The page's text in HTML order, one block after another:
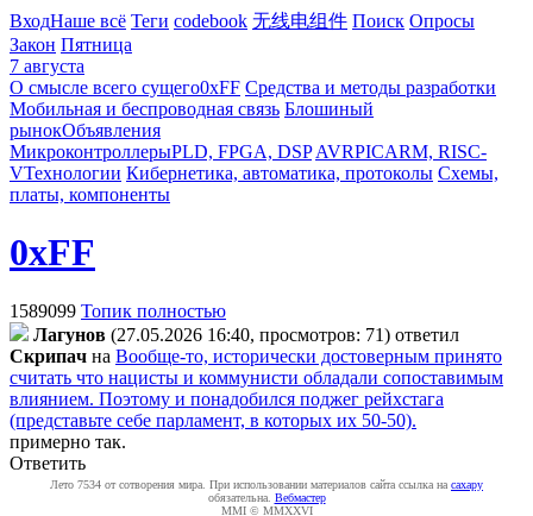
ВходНаше всё Теги codebook 无线电组件 Поиск Опросы
Закон Пятница
7 августа
О смысле всего сущего0xFF Средства и методы разработки
Мобильная и беспроводная связь Блошиный
рынокОбъявления
МикроконтроллерыPLD, FPGA, DSP AVRPICARM, RISC-
VТехнологии Кибернетика, автоматика, протоколы Схемы,
платы, компоненты
0xFF
1589099 Топик полностью
Лaгyнoв (27.05.2026 16:40, просмотров: 71) ответил
Cкpипaч на Вообще-то, исторически достоверным принято
считать что нацисты и коммунисти обладали сопоставимым
влиянием. Поэтому и понадобился поджег рейхстага
(представьте себе парламент, в которых их 50-50).
примерно так.
Ответить
Лето 7534 от сотворения мира. При использовании материалов сайта ссылка на caxapу
обязательна. Вебмастер
MMI © MMXXVI